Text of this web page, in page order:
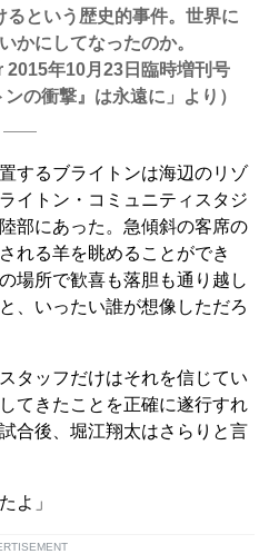
るという歴史的事件。世界に
かにしてなったのか。
2015年10月23日臨時増刊号
の衝撃』は永遠に」より）
するブライトンは海辺のリゾ
イトン・コミュニティスタジ
部にあった。急傾斜の客席の
れる羊を眺めることができ
場所で歓喜も落胆も通り越し
、いったい誰が想像しただろ
タッフだけはそれを信じてい
てきたことを正確に遂行すれ
合後、堀江翔太はさらりと言
よ」